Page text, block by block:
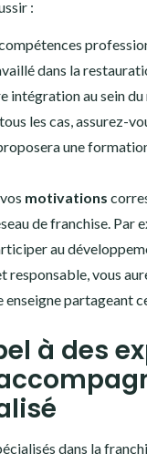
:
dans la
intégration au sein du
les cas, assurez-
une
motivations
de franchise. Par
au
responsable, vous
enseigne partageant
à des
dans la